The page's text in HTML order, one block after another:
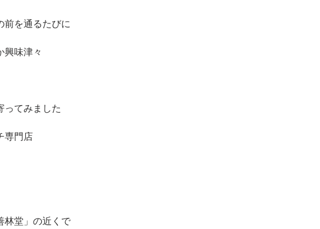
前を通るたびに
興味津々
ってみました
専門店
林堂」の近くで